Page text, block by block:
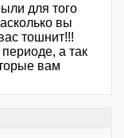
для того
вы
тошнит!!!
а так
вам